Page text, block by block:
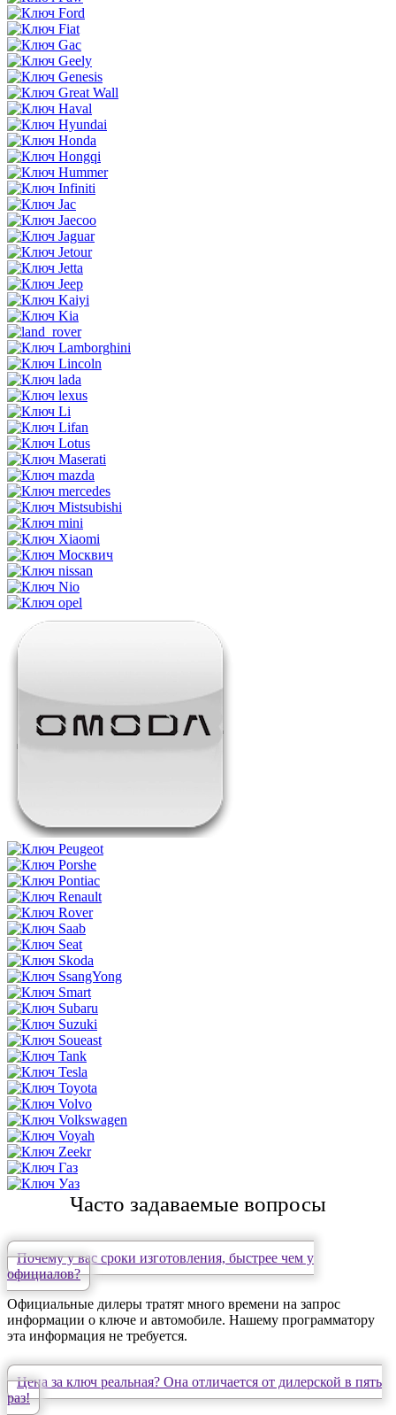
Часто задаваемые вопросы
Почему у вас сроки изготовления, быстрее чем у
официалов?
Официальные дилеры тратят много времени на запрос
информации о ключе и автомобиле. Нашему программатору
эта информация не требуется.
Цена за ключ реальная? Она отличается от дилерской в пять
раз!